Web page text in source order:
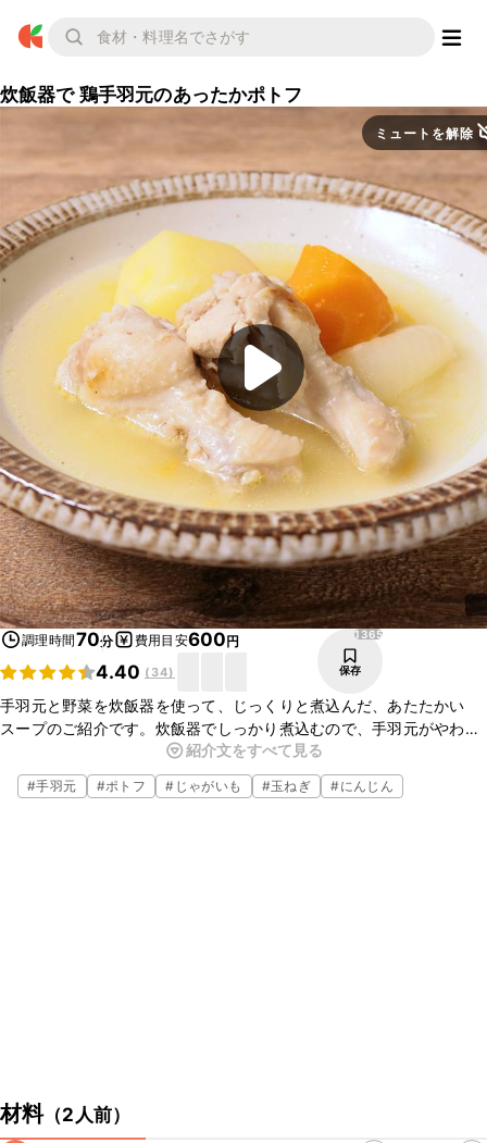
炊飯器で 鶏手羽元のあったかポトフ
ミュートを解除
調理時間70分 費用目安600円
4.40 ( 34)
1365
保存
手羽元と野菜を炊飯器を使って、じっくりと煮込んだ、あたたかい
スープのご紹介です。炊飯器でしっかり煮込むので、手羽元がやわら
かく仕上がります。材料を入れてスイッチを押すだけで簡単に作るこ
とができますよ。
紹介文をすべて見る
#手羽元 #ポトフ # じゃがいも #玉ねぎ #にんじん
材料（2人前）